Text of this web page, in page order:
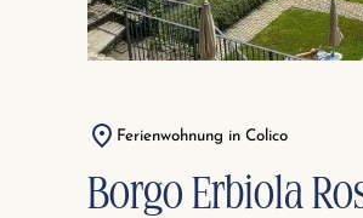
Ferienwohnung in Colico
Borgo Erbiola